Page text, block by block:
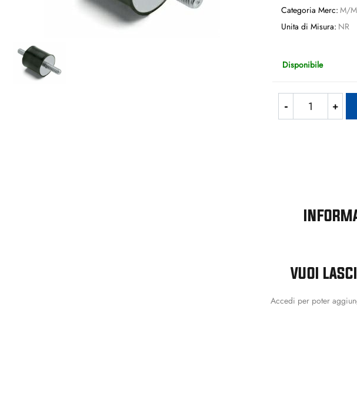
Categoria Merc: M/M
Unita di Misura: NR
Disponibile
VUOI
Accedi per poter